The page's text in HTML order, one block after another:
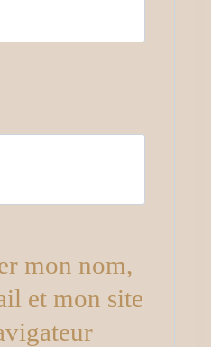
mon nom,
et mon site